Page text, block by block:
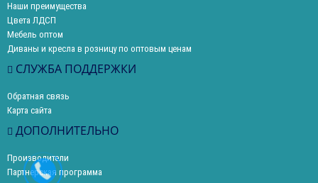
Наши преимущества
Цвета ЛДСП
Мебель оптом
Диваны и кресла в розницу по оптовым ценам
СЛУЖБА ПОДДЕРЖКИ
Обратная связь
Карта сайта
ДОПОЛНИТЕЛЬНО
Производители
Партнерская программа